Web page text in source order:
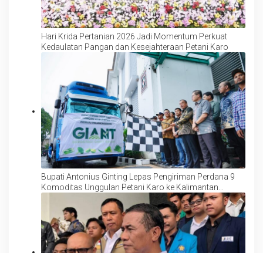
Hari Krida Pertanian 2026 Jadi Momentum Perkuat
Kedaulatan Pangan dan Kesejahteraan Petani Karo
Bupati Antonius Ginting Lepas Pengiriman Perdana 9
Komoditas Unggulan Petani Karo ke Kalimantan